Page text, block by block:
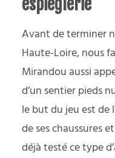
espièglerie
Avant de terminer
Haute-Loire, nous
Mirandou aussi
d’un sentier pieds
le but du jeu est de
de ses chaussures
déjà testé ce type